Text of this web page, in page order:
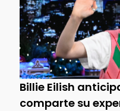
Billie Eilish
comparte su